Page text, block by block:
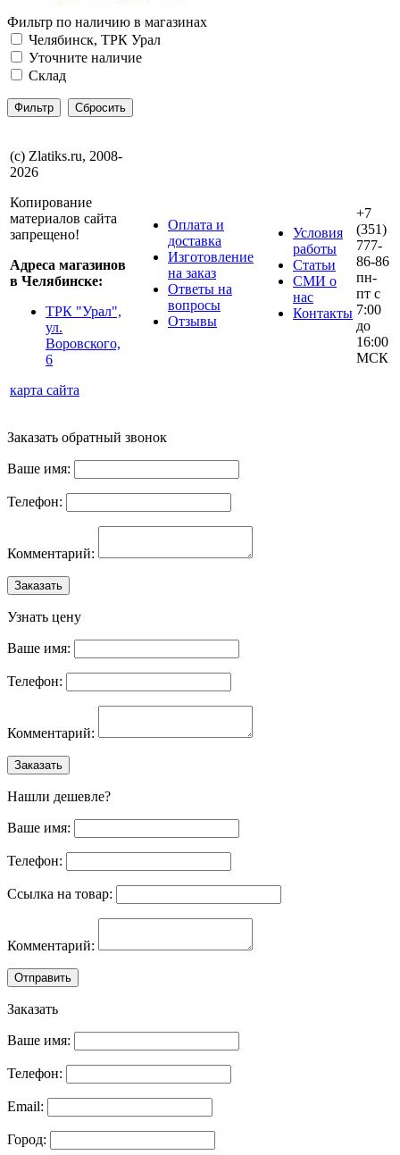
Фильтр по наличию в магазинах
Челябинск, ТРК Урал
Уточните наличие
Склад
(с) Zlatiks.ru, 2008-
2026
Копирование
материалов сайта
запрещено!
Адреса магазинов
в Челябинске:
ТРК "Урал",
ул.
Воровского,
6
карта сайта
Оплата и
доставка
Изготовление
на заказ
Ответы на
вопросы
Отзывы
Условия
работы
Статьи
СМИ о
нас
Контакты
+7
(351)
777-
86-86
пн-
пт с
7:00
до
16:00
МСК
Заказать обратный звонок
Ваше имя:
Телефон:
Комментарий:
Заказать
Узнать цену
Ваше имя:
Телефон:
Комментарий:
Заказать
Нашли дешевле?
Ваше имя:
Телефон:
Ссылка на товар:
Комментарий:
Отправить
Заказать
Ваше имя:
Телефон:
Email:
Город: